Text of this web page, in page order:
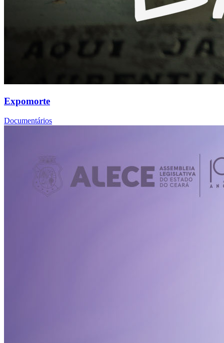
Expomorte
Documentários